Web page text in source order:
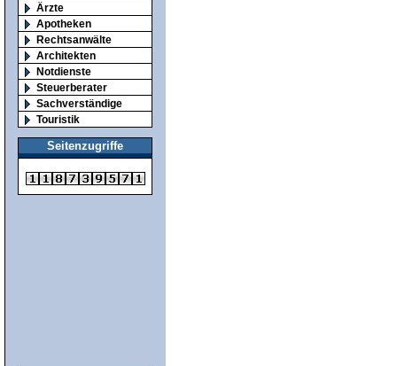
Ärzte
Apotheken
Rechtsanwälte
Architekten
Notdienste
Steuerberater
Sachverständige
Touristik
Seitenzugriffe